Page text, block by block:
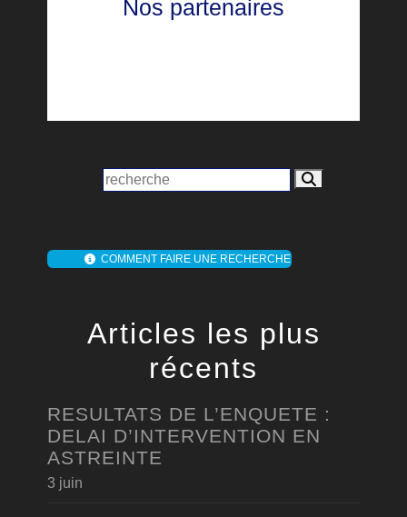
Nos partenaires
COMMENT FAIRE UNE RECHERCHE
Articles les plus
récents
RESULTATS DE L’ENQUETE :
DELAI D’INTERVENTION EN
ASTREINTE
3 juin